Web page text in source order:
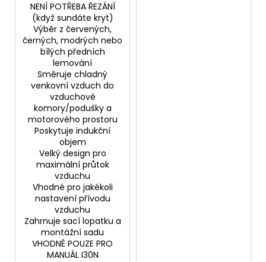
NENÍ POTŘEBA ŘEZÁNÍ
(když sundáte kryt)
Výběr z červených,
černých, modrých nebo
bílých předních
lemování
Směruje chladný
venkovní vzduch do
vzduchové
komory/podušky a
motorového prostoru
Poskytuje indukční
objem
Velký design pro
maximální průtok
vzduchu
Vhodné pro jakékoli
nastavení přívodu
vzduchu
Zahrnuje sací lopatku a
montážní sadu
VHODNÉ POUZE PRO
MANUÁL I30N